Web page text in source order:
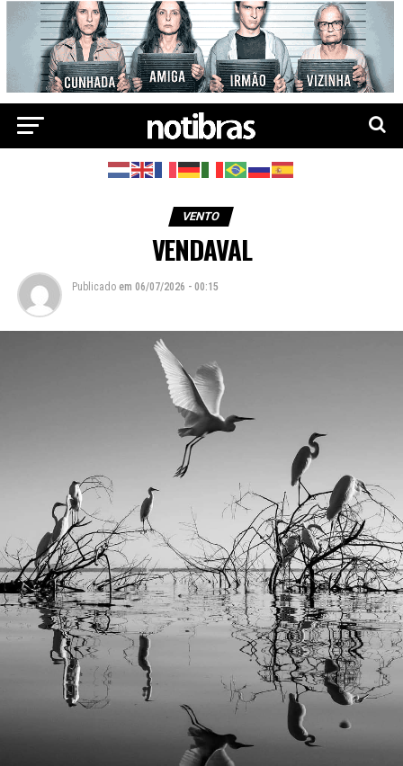
VENTO
VENDAVAL
Publicado em 06/07/2026 - 00:15